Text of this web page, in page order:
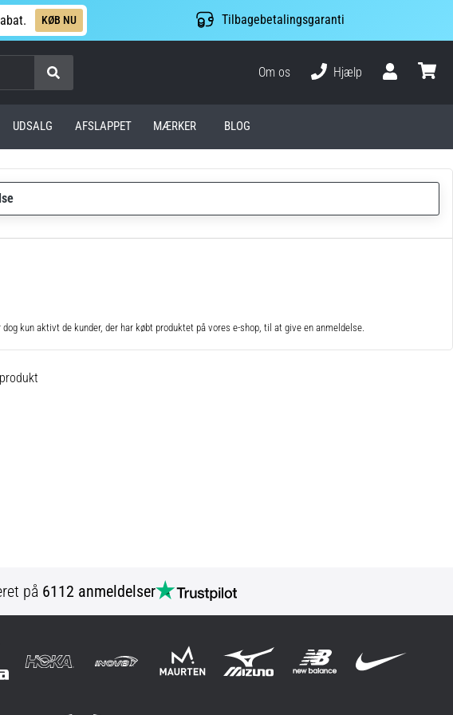
KØB NU Tilbagebetalingsgaranti
Om os
Hjælp
UDSALG AFSLAPPET MÆRKER BLOG
kun aktivt de kunder, der har købt produktet på vores e-shop, til at give en anmeldelse.
på 6112 anmeldelser